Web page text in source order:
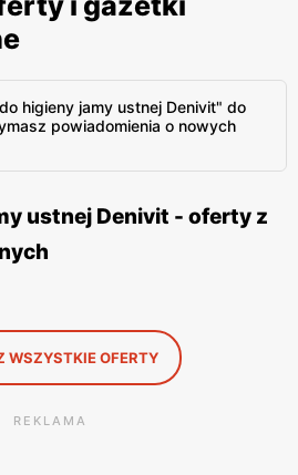
higieny jamy ustnej Denivit" do
powiadomienia o nowych
ustnej Denivit - oferty z
WSZYSTKIE OFERTY
REKLAMA